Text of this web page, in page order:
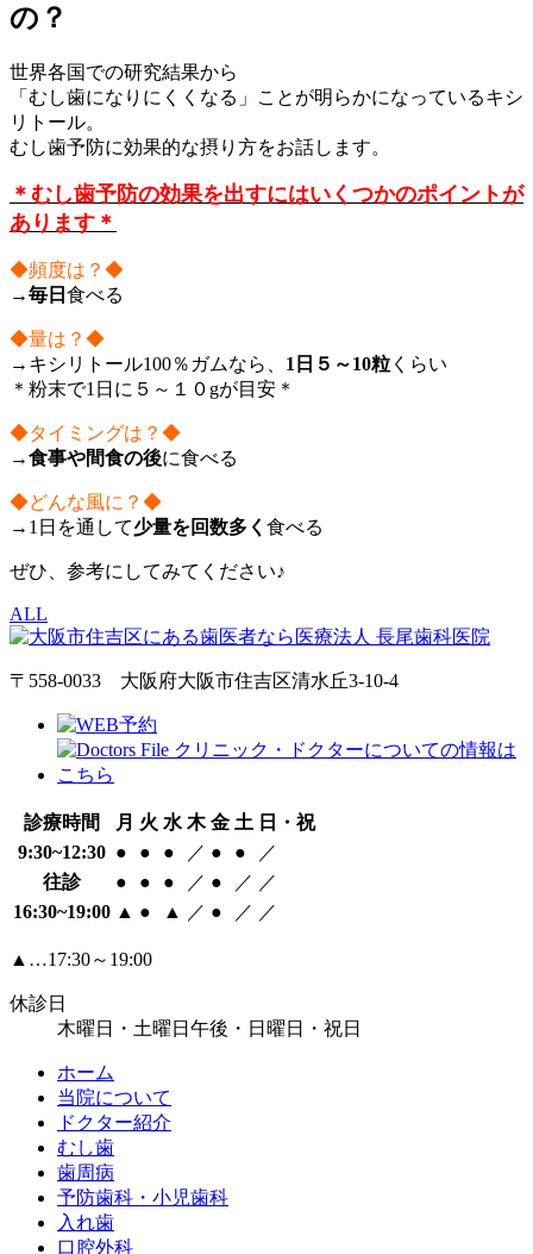
の？
世界各国での研究結果から
「むし歯になりにくくなる」ことが明らかになっているキシ
リトール。
むし歯予防に効果的な摂り方をお話します。
＊むし歯予防の効果を出すにはいくつかのポイントが
あります＊
◆頻度は？◆
→毎日 食べる
◆量は？◆
→キシリトール100％ガムなら、 1日５～10粒 くらい
＊粉末で1日に５～１０gが目安＊
◆タイミングは？◆
→食事や間食の後に食べる
◆どんな風に？◆
→1日を通して少量を回数多く 食べる
ぜひ、参考にしてみてください♪
ALL
〒558-0033 大阪府大阪市住吉区清水丘3-10-4
診療時間 月 火 水 木 金 土 日・祝
9:30~12:30 ● ● ● ／ ● ●
／
往診
● ● ● ／ ● ／ ／
16:30~19:00 ▲ ● ▲ ／ ● ／ ／
▲…17:30～19:00
休診日
木曜日・土曜日午後・日曜日・祝日
ホーム
当院について
ドクター紹介
むし歯
歯周病
予防歯科・小児歯科
入れ歯
口腔外科